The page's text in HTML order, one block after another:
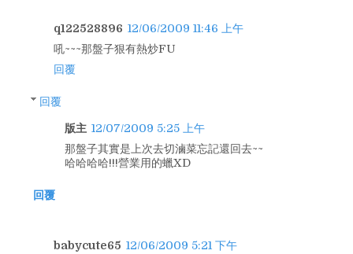
q122528896 12/06/2009 11:46 上午
吼~~~那盤子狠有熱炒FU
回覆
回覆
版主 12/07/2009 5:25 上午
那盤子其實是上次去切滷菜忘記還回去~~
哈哈哈哈!!!營業用的蠟XD
回覆
babycute65 12/06/2009 5:21 下午